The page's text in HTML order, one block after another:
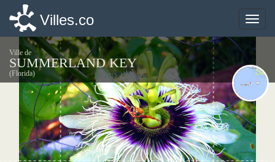
Toggle
Villes.co
Ville de
SUMMERLAND KEY
(Florida)
Toggle
Villes.co